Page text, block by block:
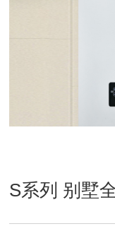
S系列 别墅